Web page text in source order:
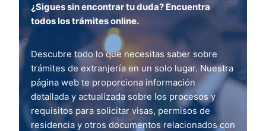
¿Sigues sin encontrar tu duda? Encuentra
todos los trámites online.
Descubre todo lo que necesitas saber sobre
trámites de extranjería en un solo lugar. Nuestra
página web te proporciona información
detallada y actualizada sobre los procesos y
requisitos para solicitar visas, permisos de
residencia y otros documentos relacionados con